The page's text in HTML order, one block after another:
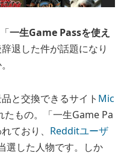
一生Game Passを使え
退した件が話題になり
と交換できるサイト Mic
たもの。「一生Game Pa
ており、 Redditユーザ
選した人物です。しか